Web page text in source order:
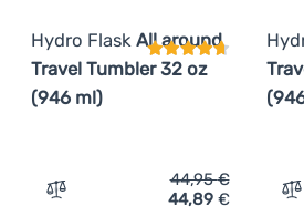
Hydro Flask All around
Travel Tumbler 32 oz
(946 ml)
Zum Vergleich 'Thermotasse
44,95€
44,89 €